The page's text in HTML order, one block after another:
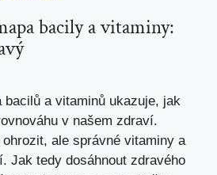
bacily a vitaminy:
bacilů a vitaminů ukazuje, jak
v našem zdraví.
ale správné vitaminy a
Jak tedy dosáhnout zdravého